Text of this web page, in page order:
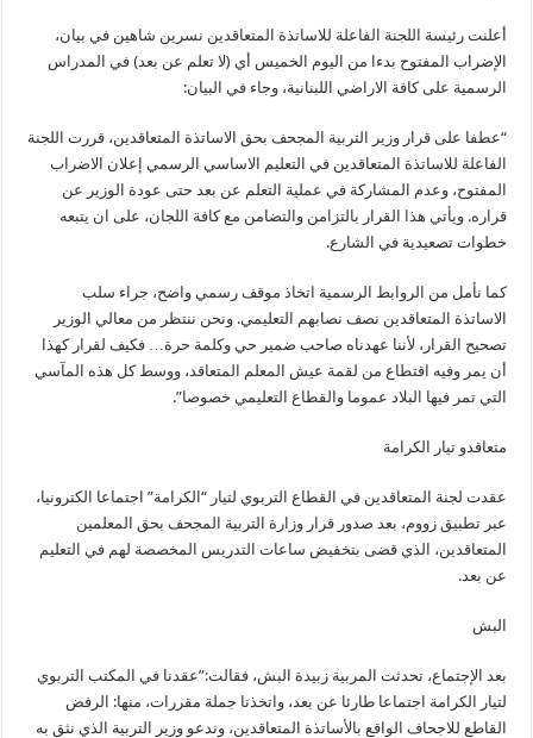
أعلنت رئيسة اللجنة الفاعلة للاساتذة المتعاقدين نسرين شاهين في بيان،
الإضراب المفتوح بدءا من اليوم الخميس أي (لا تعلم عن بعد) في المدراس
الرسمية على كافة الاراضي اللبنانية، وجاء في البيان:
“عطفا على قرار وزير التربية المجحف بحق الاساتذة المتعاقدين، قررت اللجنة
الفاعلة للاساتذة المتعاقدين في التعليم الاساسي الرسمي إعلان الاضراب
المفتوح، وعدم المشاركة في عملية التعلم عن بعد حتى عودة الوزير عن
قراره. ويأتي هذا القرار بالتزامن والتضامن مع كافة اللجان، على ان يتبعه
خطوات تصعيدية في الشارع.
كما نأمل من الروابط الرسمية اتخاذ موقف رسمي واضح، جراء سلب
الاساتذة المتعاقدين نصف نصابهم التعليمي. ونحن ننتظر من معالي الوزير
تصحيح القرار، لأننا عهدناه صاحب ضمير حي وكلمة حرة… فكيف لقرار كهذا
أن يمر وفيه اقتطاع من لقمة عيش المعلم المتعاقد، ووسط كل هذه المآسي
التي تمر فيها البلاد عموما والقطاع التعليمي خصوصا”.
متعاقدو تيار الكرامة
عقدت لجنة المتعاقدين في القطاع التربوي لتيار “الكرامة” اجتماعا الكترونيا،
عبر تطبيق زووم، بعد صدور قرار وزارة التربية المجحف بحق المعلمين
المتعاقدين، الذي قضى بتخفيض ساعات التدريس المخصصة لهم في التعليم
عن بعد.
البش
بعد الإجتماع، تحدثت المربية زبيدة البش، فقالت:”عقدنا في المكتب التربوي
لتيار الكرامة اجتماعا طارئا عن بعد، واتخذنا جملة مقررات، منها: الرفض
القاطع للاجحاف الواقع بالأساتذة المتعاقدين، وندعو وزير التربية الذي نثق به